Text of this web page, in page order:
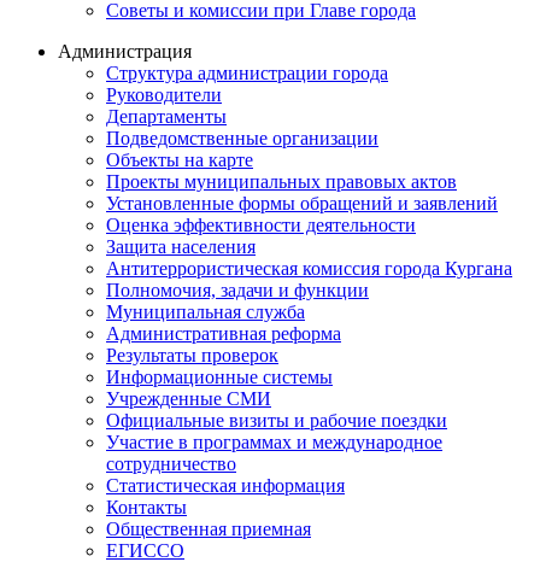
Советы и комиссии при Главе города
Администрация
Структура администрации города
Руководители
Департаменты
Подведомственные организации
Объекты на карте
Проекты муниципальных правовых актов
Установленные формы обращений и заявлений
Оценка эффективности деятельности
Защита населения
Антитеррористическая комиссия города Кургана
Полномочия, задачи и функции
Муниципальная служба
Административная реформа
Результаты проверок
Информационные системы
Учрежденные СМИ
Официальные визиты и рабочие поездки
Участие в программах и международное
сотрудничество
Статистическая информация
Контакты
Общественная приемная
ЕГИССО